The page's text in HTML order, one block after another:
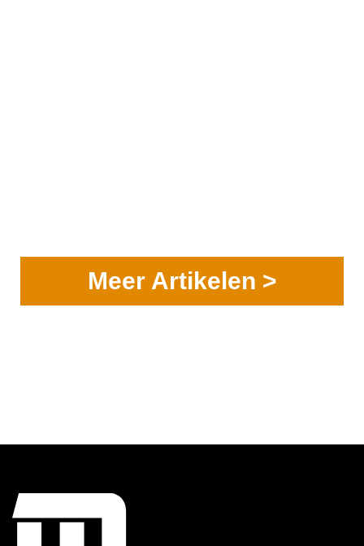
Meer Artikelen >